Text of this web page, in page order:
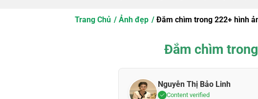
Trang Chủ Ảnh đẹp Đắm chìm trong 222+ hình
Đắm chìm
Nguyễn Thị Bảo Linh
Content verified